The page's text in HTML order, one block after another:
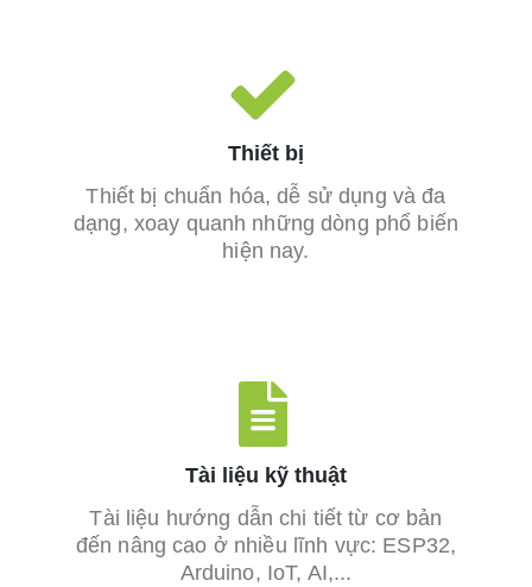
Thiết bị
Thiết bị chuẩn hóa, dễ sử dụng và đa
dạng, xoay quanh những dòng phổ biến
hiện nay.
Tài liệu kỹ thuật
Tài liệu hướng dẫn chi tiết từ cơ bản
đến nâng cao ở nhiều lĩnh vực: ESP32,
Arduino, IoT, AI,...